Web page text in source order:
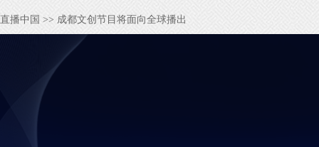
直播中国 >> 成都文创节目将面向全球播出